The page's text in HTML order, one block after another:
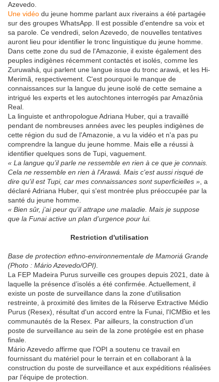
Azevedo.
Une vidéo du jeune homme parlant aux riverains a été partagée
sur des groupes WhatsApp. Il est possible d'entendre sa voix et
sa parole. Ce vendredi, selon Azevedo, de nouvelles tentatives
auront lieu pour identifier le tronc linguistique du jeune homme.
Dans cette zone du sud de l'Amazonie, il existe également des
peuples indigènes récemment contactés et isolés, comme les
Zuruwahá, qui parlent une langue issue du tronc arawá, et les Hi-
Merimã, respectivement. C'est pourquoi le manque de
connaissances sur la langue du jeune isolé de cette semaine a
intrigué les experts et les autochtones interrogés par Amazônia
Real.
La linguiste et anthropologue Adriana Huber, qui a travaillé
pendant de nombreuses années avec les peuples indigènes de
cette région du sud de l'Amazonie, a vu la vidéo et n'a pas pu
comprendre la langue du jeune homme. Mais elle a réussi à
identifier quelques sons de Tupi, vaguement.
« La langue qu’il parle ne ressemble en rien à ce que je connais.
Cela ne ressemble en rien à l'Arawá. Mais c'est aussi risqué de
dire qu'il est Tupi, car mes connaissances sont superficielles » , a
déclaré Adriana Huber, qui s'est montrée plus préoccupée par la
santé du jeune homme.
« Bien sûr, j’ai peur qu’il attrape une maladie. Mais je suppose
que la Funai active un plan d’urgence pour lui.
Restriction d'utilisation
Base de protection ethno-environnementale de Mamoriá Grande
(Photo : Mário Azevedo/OPI).
La FEP Madeira Purus surveille ces groupes depuis 2021, date à
laquelle la présence d’isolés a été confirmée. Actuellement, il
existe un poste de surveillance dans la zone d'utilisation
restreinte, à proximité des limites de la Réserve Extractive Médio
Purus (Resex), résultat d'un accord entre la Funai, l'ICMBio et les
communautés de la Resex. Par ailleurs, la construction d’un
poste de surveillance au sein de la zone protégée est en phase
finale.
Mário Azevedo affirme que l'OPI a soutenu ce travail en
fournissant du matériel pour le terrain et en collaborant à la
construction du poste de surveillance et aux expéditions réalisées
par l'équipe de protection.